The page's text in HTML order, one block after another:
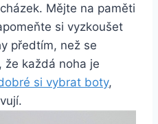
Mějte na paměti
si vyzkoušet
předtím, než se
že každá noha je
si vybrat boty,⁣